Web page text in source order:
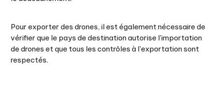
Pour exporter des drones, il est également nécessaire de
vérifier que le pays de destination autorise l'importation
de drones et que tous les contrôles à l'exportation sont
respectés.